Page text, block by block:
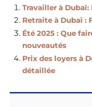
Travailler à Dubaï:
Retraite à Dubaï :
Été 2025 : Que
nouveautés
Prix des loyers à
détaillée